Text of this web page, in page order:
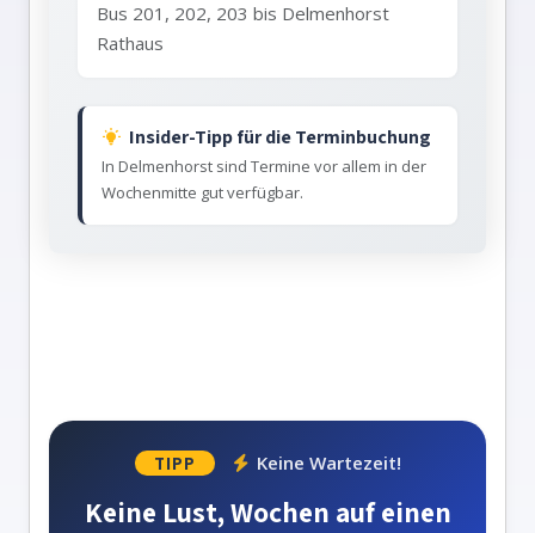
Bus 201, 202, 203 bis Delmenhorst
Rathaus
Insider-Tipp für die Terminbuchung
In Delmenhorst sind Termine vor allem in der
Wochenmitte gut verfügbar.
TIPP Keine Wartezeit!
Keine Lust, Wochen auf einen